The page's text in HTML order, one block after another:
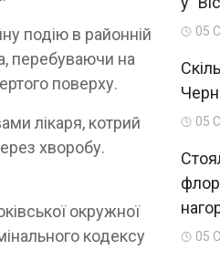
подію в районній
перебуваючи на
поверху.
лікаря, котрий
хворобу.
окружної
кодексу
05
05
05